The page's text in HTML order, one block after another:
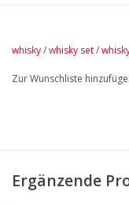
whisky/whisky set/
Zur Wunschliste
Ergänzende